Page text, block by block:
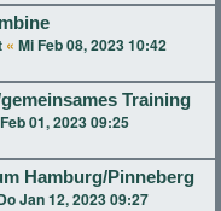
« Mi Feb 08, 2023 10:42
Training
01, 2023 09:25
Hamburg/Pinneberg
Jan 12, 2023 09:27